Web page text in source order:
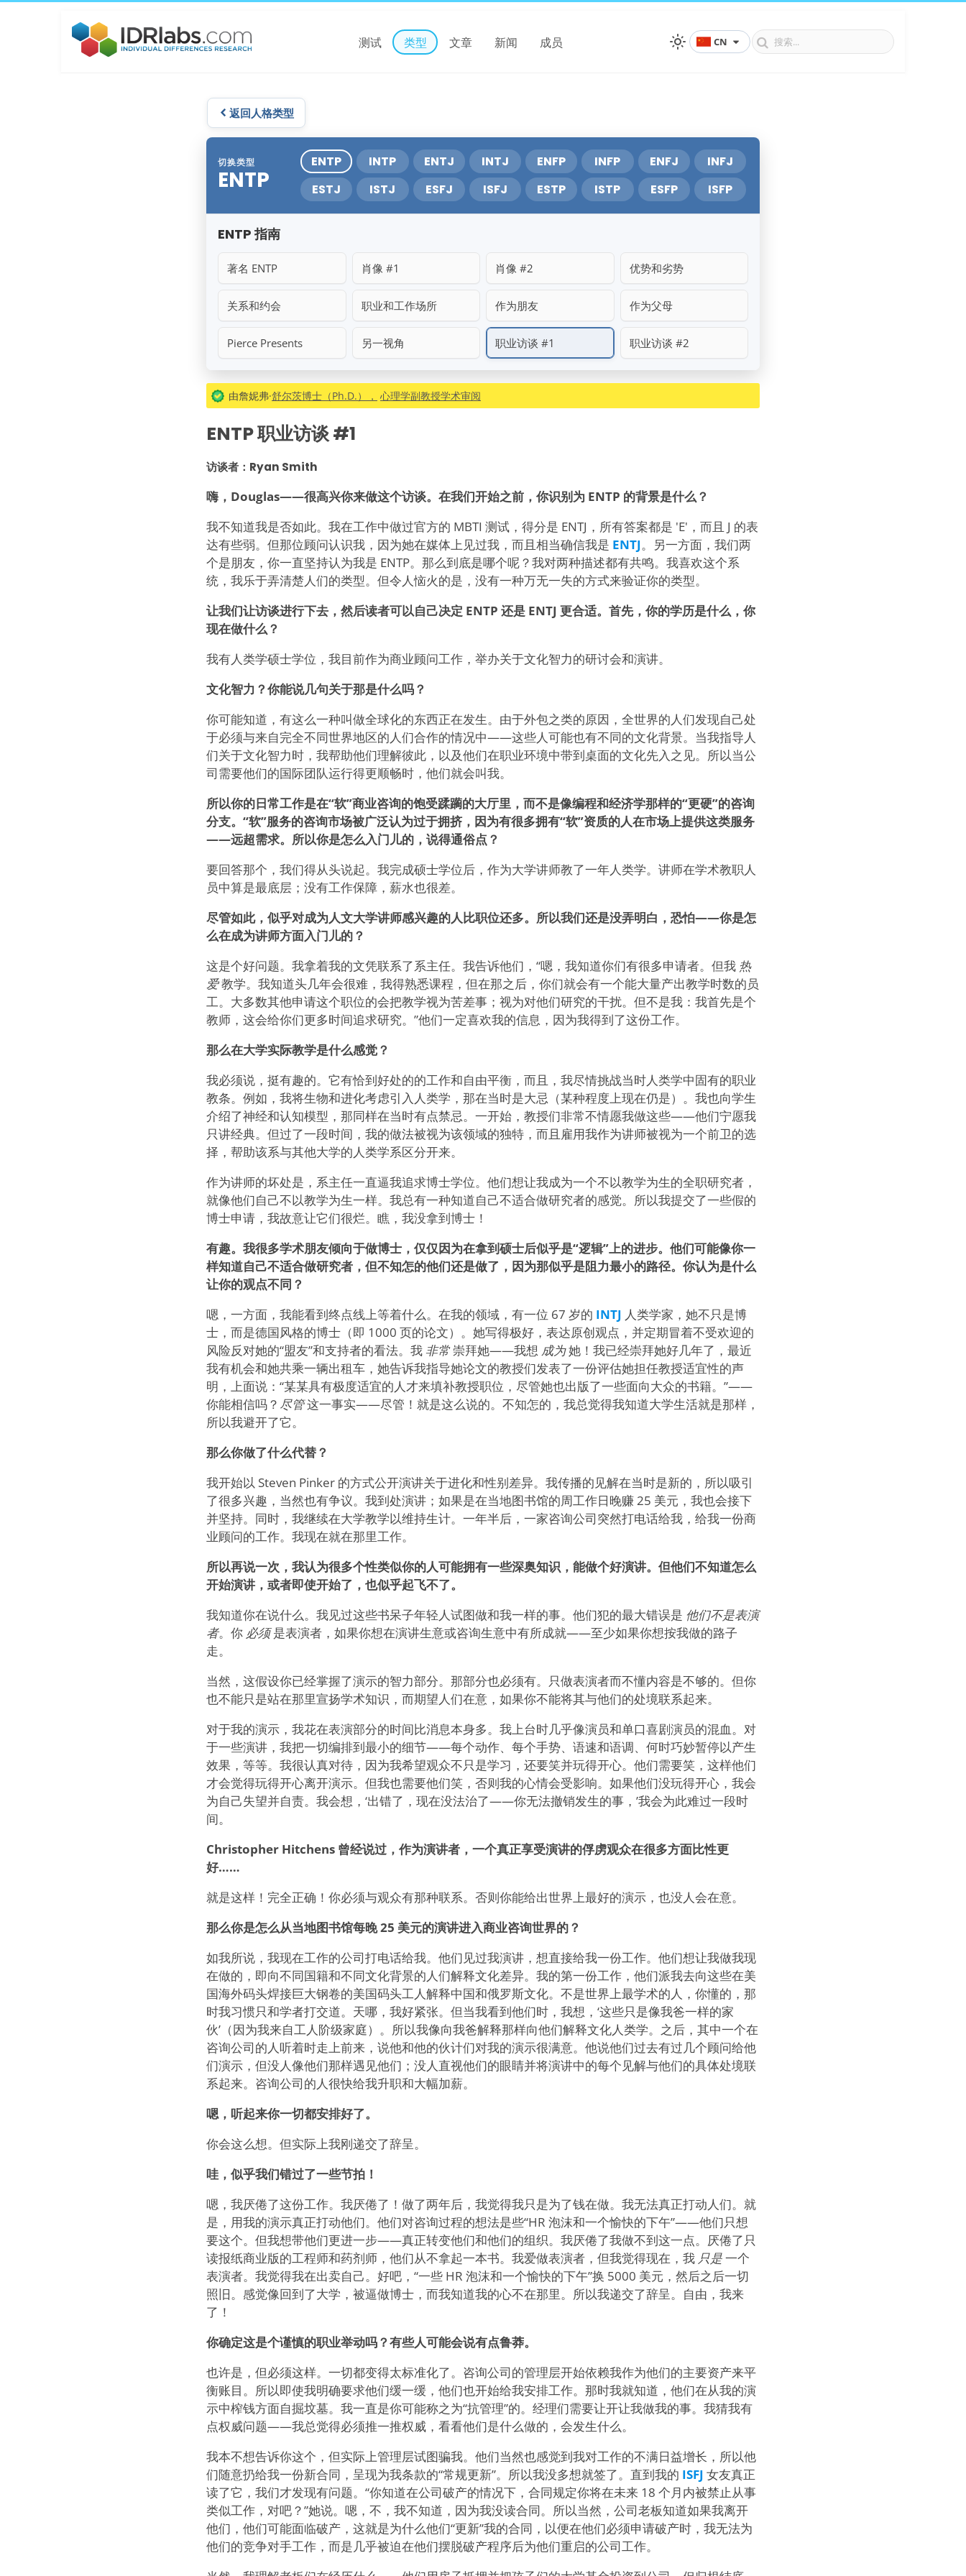
测试 类型 文章 新闻 成员 CN
返回人格类型
切换类型
ENTP
ENTP INTP ENTJ INTJ ENFP INFP ENFJ
INFJ
ESTJ
ISTJ ESFJ ISFJ ESTP ISTP ESFP ISFP
ENTP 指南
著名 ENTP 肖像 #1 肖像 #2 优势和劣势
关系和约会 职业和工作场所 作为朋友 作为父母
Pierce Presents 另一视角 职业访谈 #1 职业访谈 #2
由詹妮弗·舒尔茨博士（Ph.D.）， 心理学副教授学术审阅
ENTP 职业访谈 #1
访谈者：Ryan Smith
嗨，Douglas——很高兴你来做这个访谈。在我们开始之前，你识别为 ENTP 的背景是什么？
我不知道我是否如此。我在工作中做过官方的 MBTI 测试，得分是 ENTJ，所有答案都是 'E'，而且 J 的表
达有些弱。但那位顾问认识我，因为她在媒体上见过我，而且相当确信我是 ENTJ。另一方面，我们两
个是朋友，你一直坚持认为我是 ENTP。那么到底是哪个呢？我对两种描述都有共鸣。我喜欢这个系
统，我乐于弄清楚人们的类型。但令人恼火的是，没有一种万无一失的方式来验证你的类型。
让我们让访谈进行下去，然后读者可以自己决定 ENTP 还是 ENTJ 更合适。首先，你的学历是什么，你
现在做什么？
我有人类学硕士学位，我目前作为商业顾问工作，举办关于文化智力的研讨会和演讲。
文化智力？你能说几句关于那是什么吗？
你可能知道，有这么一种叫做全球化的东西正在发生。由于外包之类的原因，全世界的人们发现自己处
于必须与来自完全不同世界地区的人们合作的情况中——这些人可能也有不同的文化背景。当我指导人
们关于文化智力时，我帮助他们理解彼此，以及他们在职业环境中带到桌面的文化先入之见。所以当公
司需要他们的国际团队运行得更顺畅时，他们就会叫我。
所以你的日常工作是在“软”商业咨询的饱受蹂躏的大厅里，而不是像编程和经济学那样的“更硬”的咨询
分支。“软”服务的咨询市场被广泛认为过于拥挤，因为有很多拥有“软”资质的人在市场上提供这类服务
——远超需求。所以你是怎么入门儿的，说得通俗点？
要回答那个，我们得从头说起。我完成硕士学位后，作为大学讲师教了一年人类学。讲师在学术教职人
员中算是最底层；没有工作保障，薪水也很差。
尽管如此，似乎对成为人文大学讲师感兴趣的人比职位还多。所以我们还是没弄明白，恐怕——你是怎
么在成为讲师方面入门儿的？
这是个好问题。我拿着我的文凭联系了系主任。我告诉他们，“嗯，我知道你们有很多申请者。但我 热
爱教学。我知道头几年会很难，我得熟悉课程，但在那之后，你们就会有一个能大量产出教学时数的员
工。大多数其他申请这个职位的会把教学视为苦差事；视为对他们研究的干扰。但不是我：我首先是个
教师，这会给你们更多时间追求研究。”他们一定喜欢我的信息，因为我得到了这份工作。
那么在大学实际教学是什么感觉？
我必须说，挺有趣的。它有恰到好处的的工作和自由平衡，而且，我尽情挑战当时人类学中固有的职业
教条。例如，我将生物和进化考虑引入人类学，那在当时是大忌（某种程度上现在仍是）。我也向学生
介绍了神经和认知模型，那同样在当时有点禁忌。一开始，教授们非常不情愿我做这些——他们宁愿我
只讲经典。但过了一段时间，我的做法被视为该领域的独特，而且雇用我作为讲师被视为一个前卫的选
择，帮助该系与其他大学的人类学系区分开来。
作为讲师的坏处是，系主任一直逼我追求博士学位。他们想让我成为一个不以教学为生的全职研究者，
就像他们自己不以教学为生一样。我总有一种知道自己不适合做研究者的感觉。所以我提交了一些假的
博士申请，我故意让它们很烂。瞧，我没拿到博士！
有趣。我很多学术朋友倾向于做博士，仅仅因为在拿到硕士后似乎是“逻辑”上的进步。他们可能像你一
样知道自己不适合做研究者，但不知怎的他们还是做了，因为那似乎是阻力最小的路径。你认为是什么
让你的观点不同？
嗯，一方面，我能看到终点线上等着什么。在我的领域，有一位 67 岁的 INTJ 人类学家，她不只是博
士，而是德国风格的博士（即 1000 页的论文）。她写得极好，表达原创观点，并定期冒着不受欢迎的
风险反对她的“盟友”和支持者的看法。我 非常崇拜她——我想 成为她！我已经崇拜她好几年了，最近
我有机会和她共乘一辆出租车，她告诉我指导她论文的教授们发表了一份评估她担任教授适宜性的声
明，上面说：“某某具有极度适宜的人才来填补教授职位，尽管她也出版了一些面向大众的书籍。”——
你能相信吗？ 尽管这一事实——尽管！就是这么说的。不知怎的，我总觉得我知道大学生活就是那样，
所以我避开了它。
那么你做了什么代替？
我开始以 Steven Pinker 的方式公开演讲关于进化和性别差异。我传播的见解在当时是新的，所以吸引
了很多兴趣，当然也有争议。我到处演讲；如果是在当地图书馆的周工作日晚赚 25 美元，我也会接下
并坚持。同时，我继续在大学教学以维持生计。一年半后，一家咨询公司突然打电话给我，给我一份商
业顾问的工作。我现在就在那里工作。
所以再说一次，我认为很多个性类似你的人可能拥有一些深奥知识，能做个好演讲。但他们不知道怎么
开始演讲，或者即使开始了，也似乎起飞不了。
我知道你在说什么。我见过这些书呆子年轻人试图做和我一样的事。他们犯的最大错误是 他们不是表演
者。你 必须是表演者，如果你想在演讲生意或咨询生意中有所成就——至少如果你想按我做的路子
走。
当然，这假设你已经掌握了演示的智力部分。那部分也必须有。只做表演者而不懂内容是不够的。但你
也不能只是站在那里宣扬学术知识，而期望人们在意，如果你不能将其与他们的处境联系起来。
对于我的演示，我花在表演部分的时间比消息本身多。我上台时几乎像演员和单口喜剧演员的混血。对
于一些演讲，我把一切编排到最小的细节——每个动作、每个手势、语速和语调、何时巧妙暂停以产生
效果，等等。我很认真对待，因为我希望观众不只是学习，还要笑并玩得开心。他们需要笑，这样他们
才会觉得玩得开心离开演示。但我也需要他们笑，否则我的心情会受影响。如果他们没玩得开心，我会
为自己失望并自责。我会想，‘出错了，现在没法治了——你无法撤销发生的事，’我会为此难过一段时
间。
Christopher Hitchens 曾经说过，作为演讲者，一个真正享受演讲的俘虏观众在很多方面比性更
好……
就是这样！完全正确！你必须与观众有那种联系。否则你能给出世界上最好的演示，也没人会在意。
那么你是怎么从当地图书馆每晚 25 美元的演讲进入商业咨询世界的？
如我所说，我现在工作的公司打电话给我。他们见过我演讲，想直接给我一份工作。他们想让我做我现
在做的，即向不同国籍和不同文化背景的人们解释文化差异。我的第一份工作，他们派我去向这些在美
国海外码头焊接巨大钢卷的美国码头工人解释中国和俄罗斯文化。不是世界上最学术的人，你懂的，那
时我习惯只和学者打交道。天哪，我好紧张。但当我看到他们时，我想，‘这些只是像我爸一样的家
伙’（因为我来自工人阶级家庭）。所以我像向我爸解释那样向他们解释文化人类学。之后，其中一个在
咨询公司的人听着时走上前来，说他和他的伙计们对我的演示很满意。他说他们过去有过几个顾问给他
们演示，但没人像他们那样遇见他们；没人直视他们的眼睛并将演讲中的每个见解与他们的具体处境联
系起来。咨询公司的人很快给我升职和大幅加薪。
嗯，听起来你一切都安排好了。
你会这么想。但实际上我刚递交了辞呈。
哇，似乎我们错过了一些节拍！
嗯，我厌倦了这份工作。我厌倦了！做了两年后，我觉得我只是为了钱在做。我无法真正打动人们。就
是，用我的演示真正打动他们。他们对咨询过程的想法是些“HR 泡沫和一个愉快的下午”——他们只想
要这个。但我想带他们更进一步——真正转变他们和他们的组织。我厌倦了我做不到这一点。厌倦了只
读报纸商业版的工程师和药剂师，他们从不拿起一本书。我爱做表演者，但我觉得现在，我 只是一个
表演者。我觉得我在出卖自己。好吧，“一些 HR 泡沫和一个愉快的下午”换 5000 美元，然后之后一切
照旧。感觉像回到了大学，被逼做博士，而我知道我的心不在那里。所以我递交了辞呈。自由，我来
了！
你确定这是个谨慎的职业举动吗？有些人可能会说有点鲁莽。
也许是，但必须这样。一切都变得太标准化了。咨询公司的管理层开始依赖我作为他们的主要资产来平
衡账目。所以即使我明确要求他们缓一缓，他们也开始给我安排工作。那时我就知道，他们在从我的演
示中榨钱方面自掘坟墓。我一直是你可能称之为“抗管理”的。经理们需要让开让我做我的事。我猜我有
点权威问题——我总觉得必须推一推权威，看看他们是什么做的，会发生什么。
我本不想告诉你这个，但实际上管理层试图骗我。他们当然也感觉到我对工作的不满日益增长，所以他
们随意扔给我一份新合同，呈现为我条款的“常规更新”。所以我没多想就签了。直到我的 ISFJ 女友真正
读了它，我们才发现有问题。“你知道在公司破产的情况下，合同规定你将在未来 18 个月内被禁止从事
类似工作，对吧？”她说。嗯，不，我不知道，因为我没读合同。所以当然，公司老板知道如果我离开
他们，他们可能面临破产，这就是为什么他们“更新”我的合同，以便在他们必须申请破产时，我无法为
他们的竞争对手工作，而是几乎被迫在他们摆脱破产程序后为他们重启的公司工作。